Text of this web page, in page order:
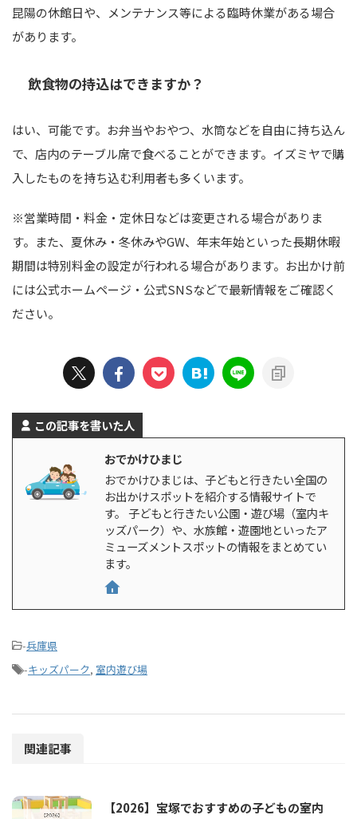
昆陽の休館日や、メンテナンス等による臨時休業がある場合
があります。
飲食物の持込はできますか？
はい、可能です。お弁当やおやつ、水筒などを自由に持ち込ん
で、店内のテーブル席で食べることができます。イズミヤで購
入したものを持ち込む利用者も多くいます。
※営業時間・料金・定休日などは変更される場合がありま
す。また、夏休み・冬休みやGW、年末年始といった長期休暇
期間は特別料金の設定が行われる場合があります。お出かけ前
には公式ホームページ・公式SNSなどで最新情報をご確認く
ださい。
この記事を書いた人
おでかけひまじ
おでかけひまじは、子どもと行きたい全国の
お出かけスポットを紹介する情報サイトで
す。 子どもと行きたい公園・遊び場（室内キ
ッズパーク）や、水族館・遊園地といったア
ミューズメントスポットの情報をまとめてい
ます。
-兵庫県
-キッズパーク, 室内遊び場
関連記事
【2026】宝塚でおすすめの子どもの室内